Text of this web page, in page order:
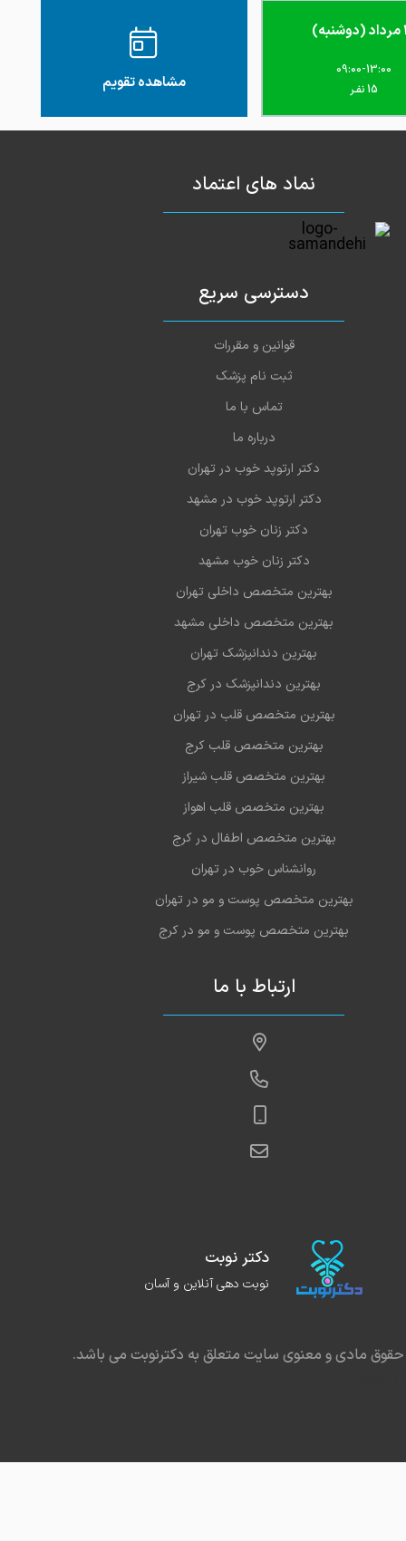
09:00-13:00
15 نفـر
مشاهده تقویم
نماد های اعتماد
دسترسی سریع
قوانین و مقررات
ثبت نام پزشک
تماس با ما
درباره ما
دکتر ارتوپد خوب در تهران
دکتر ارتوپد خوب در مشهد
دکتر زنان خوب تهران
دکتر زنان خوب مشهد
بهترین متخصص داخلی تهران
بهترین متخصص داخلی مشهد
بهترین دندانپزشک تهران
بهترین دندانپزشک در کرج
بهترین متخصص قلب در تهران
بهترین متخصص قلب کرج
بهترین متخصص قلب شیراز
بهترین متخصص قلب اهواز
بهترین متخصص اطفال در کرج
روانشناس خوب در تهران
بهترین متخصص پوست و مو در تهران
بهترین متخصص پوست و مو در کرج
ارتباط با ما
دکتر نوبت
نوبت دهی آنلاین و آسان
مادی و معنوی سایت متعلق به دکترنوبت می باشد.